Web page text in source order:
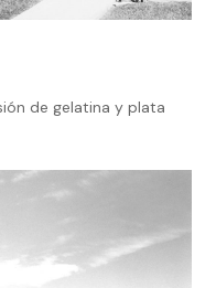
de gelatina y plata